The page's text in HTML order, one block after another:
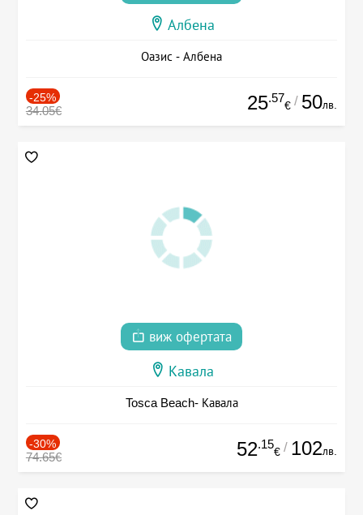
Албена
Оазис - Албена
-25%
34.05€ 25.57
€ / 50лв.
виж офертата
Кавала
Tosca Beach- Кавала
-30%
74.65€ 52.15
€ / 102лв.